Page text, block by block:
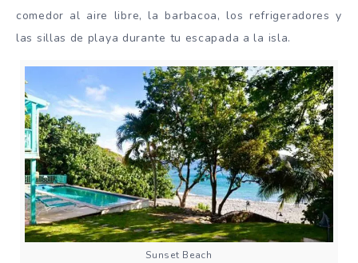
comedor al aire libre, la barbacoa, los refrigeradores y
las sillas de playa durante tu escapada a la isla.
Sunset Beach